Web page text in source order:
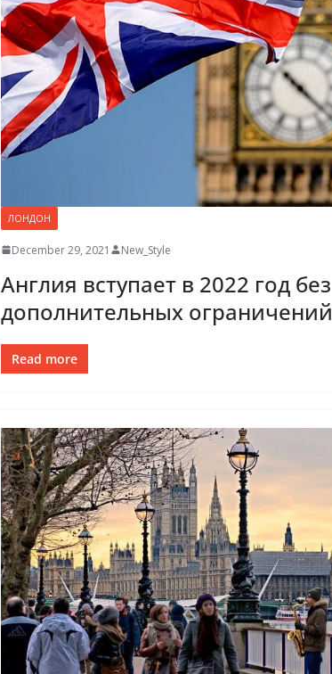
ЛОНДОН
December 29, 2021 New_Style
Англия вступает в 2022 год без
дополнительных ограничений
Read more